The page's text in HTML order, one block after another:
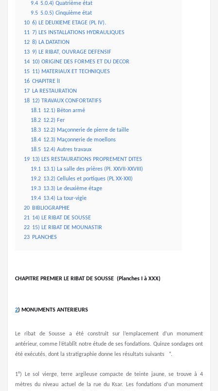
9.4 5.0.4) Quatrième état
9.5 5.0.5) Cinquième état
10 6) LE DEUXIEME ETAGE (PL IV).
11 7) LES INSTALLATIONS HYDRAULIQUES
12 8) LA DATATION
13 9) LE RIBAT, OUVRAGE DEFENSIF
14 10) ORIGINE DES FORMES ET DU DECOR
15 11) MATERIAUX ET TECHNIQUES
16 CHAPITRE lI
17 LA RESTAURATION
18 12) TRAVAUX CONFORTATIFS
18.1 12.1) Béton armé
18.2 12.2) Fer
18.3 12.2) Maçonnerie de pierre de taille
18.4 12.3) Maçonnerie de moellons
18.5 12.4) Autres travaux
19 13) LES RESTAURATIONS PROPREMENT DITES
19.1 13.1) La salle des prières (PI. XXVII-XXVIII)
19.2 13.2) Cellules et portiques (PL XX-XXI)
19.3 13.3) Le deuxième étage
19.4 13.4) La tour-vigie
20 BIBLIOGRAPHIE
21 14) LE RIBAT DE SOUSSE
22 15) LE RIBAT DE MOUNASTIR
23 PLANCHES
CHAPITRE PREMIER LE RIBAT DE SOUSSE (Planches I à XXX)
2) MONUMENTS ANTERIEURS
Le ribat de Sousse a été construit sur l’emplacement d’un monument
antérieur, comme l’établît notre étude de ses fondations. Quinze sondages ont
été exécutés, dont la stratigraphie donne les résultats suivants “.
1°) Le sol vierge, terre argileuse compacte de teinte jaune, se trouve à 4
mètres du niveau actuel de la rue du Ksar. Les fondations d’un monument